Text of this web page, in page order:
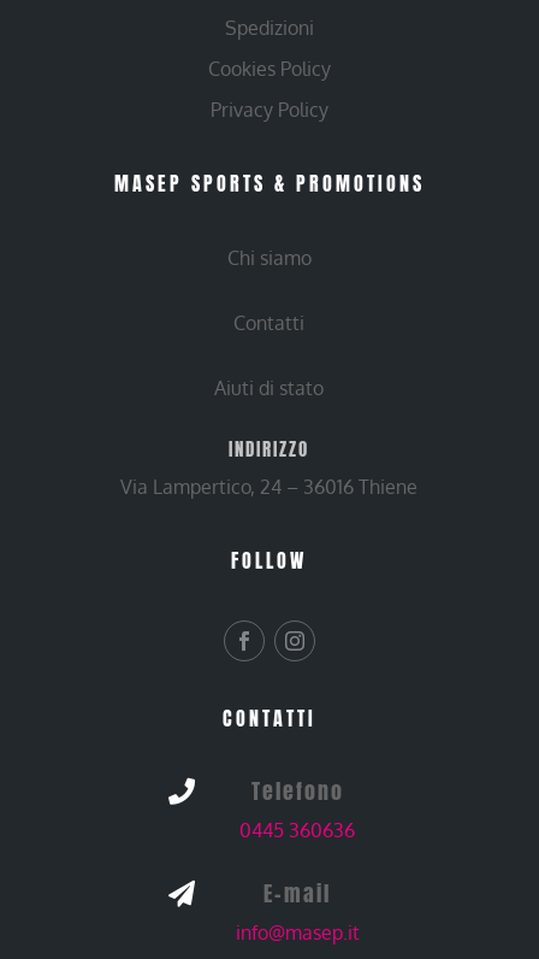
Spedizioni
Cookies Policy
Privacy Policy
MASEP SPORTS & PROMOTIONS
Chi siamo
Contatti
Aiuti di stato
INDIRIZZO
Via Lampertico, 24 – 36016 Thiene
FOLLOW
CONTATTI
 Telefono
0445 360636
 E-mail
info@masep.it